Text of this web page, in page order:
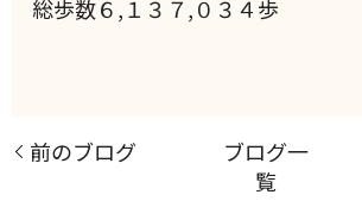
総歩数６,１３７,０３４歩
前のブログ
ブログ一
覧